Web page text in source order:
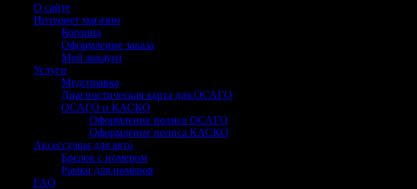
О сайте
Интернет магазин
Корзина
Оформление заказа
Мой аккаунт
Услуги
Медсправка
Диагностическая карта для ОСАГО
ОСАГО и КАСКО
Оформление полиса ОСАГО
Оформление полиса КАСКО
Аксессуары для авто
Брелок с номером
Рамки для номеров
FAQ